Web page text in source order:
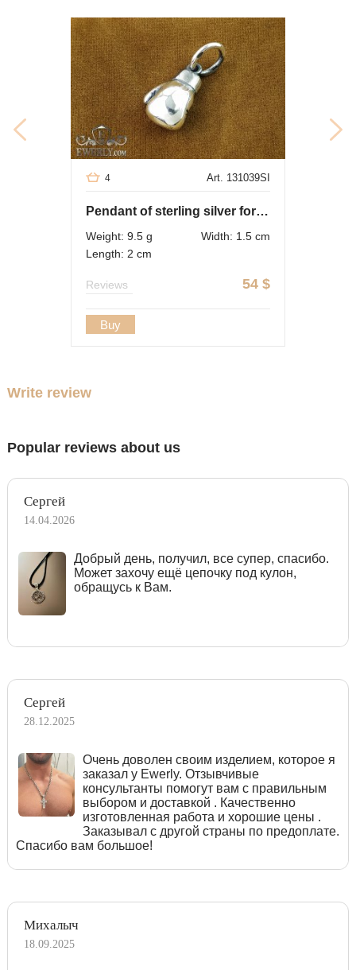
Art. 131039SI
4
Pendant of sterling silver for men
Weight: 9.5 g
Width: 1.5 cm
Length: 2 cm
54 $
Reviews
Buy
Write review
Popular reviews about us
Сергей
14.04.2026
Добрый день, получил, все супер, спасибо.
Может захочу ещё цепочку под кулон,
обращусь к Вам.
Сергей
28.12.2025
Очень доволен своим изделием, которое я
заказал у Ewerly. Отзывчивые
консультанты помогут вам с правильным
выбором и доставкой . Качественно
изготовленная работа и хорошие цены .
Заказывал с другой страны по предоплате.
Спасибо вам большое!
Михалыч
18.09.2025